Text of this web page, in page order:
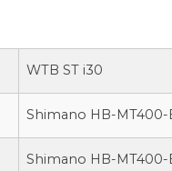
WTB ST i30
Shimano HB-MT400-
Shimano HB-MT400-